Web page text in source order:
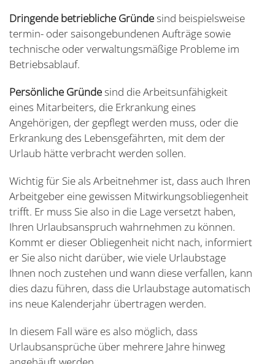
Dringende betriebliche Gründesind beispielsweise
termin- oder saisongebundenen Aufträge sowie
technische oder verwaltungsmäßige Probleme im
Betriebsablauf.
Persönliche Gründesind die Arbeitsunfähigkeit
eines Mitarbeiters, die Erkrankung eines
Angehörigen, der gepflegt werden muss, oder die
Erkrankung des Lebensgefährten, mit dem der
Urlaub hätte verbracht werden sollen.
Wichtig für Sie als Arbeitnehmer ist, dass auch Ihren
Arbeitgeber eine gewissen Mitwirkungsobliegenheit
trifft. Er muss Sie also in die Lage versetzt haben,
Ihren Urlaubsanspruch wahrnehmen zu können.
Kommt er dieser Obliegenheit nicht nach, informiert
er Sie also nicht darüber, wie viele Urlaubstage
Ihnen noch zustehen und wann diese verfallen, kann
dies dazu führen, dass die Urlaubstage automatisch
ins neue Kalenderjahr übertragen werden.
In diesem Fall wäre es also möglich, dass
Urlaubsansprüche über mehrere Jahre hinweg